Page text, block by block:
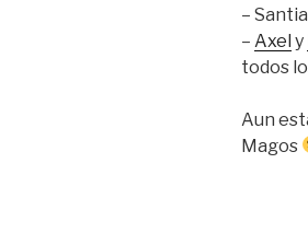
–
– Axel y
todos
Aun
Magos